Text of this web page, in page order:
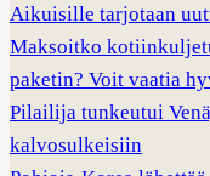
Aikuisille tarjotaan
Maksoitko
paketin? Voit vaatia
Pilailija tunkeutui
kalvosulkeisiin